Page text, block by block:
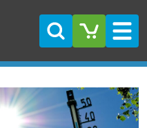
Suche